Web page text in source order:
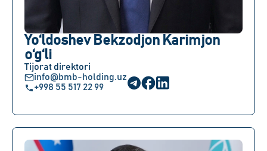
Yo‘ldoshev Bekzodjon Karimjon
o‘g‘li
Tijorat direktori
info@bmb-holding.uz
+998 55 517 22 99